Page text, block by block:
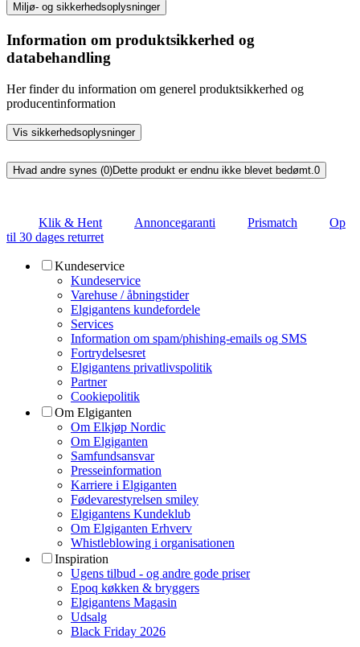
Miljø- og sikkerhedsoplysninger
Information om produktsikkerhed og
databehandling
Her finder du information om generel produktsikkerhed og
producentinformation
Vis sikkerhedsoplysninger
Hvad andre synes (0)Dette produkt er endnu ikke blevet bedømt. 0
Klik & Hent Annoncegaranti Prismatch
Op
til 30 dages returret
Kundeservice
Kundeservice
Varehuse / åbningstider
Elgigantens kundefordele
Services
Information om spam/phishing-emails og SMS
Fortrydelsesret
Elgigantens privatlivspolitik
Partner
Cookiepolitik
Om Elgiganten
Om Elkjøp Nordic
Om Elgiganten
Samfundsansvar
Presseinformation
Karriere i Elgiganten
Fødevarestyrelsen smiley
Elgigantens Kundeklub
Om Elgiganten Erhverv
Whistleblowing i organisationen
Inspiration
Ugens tilbud - og andre gode priser
Epoq køkken & bryggers
Elgigantens Magasin
Udsalg
Black Friday 2026